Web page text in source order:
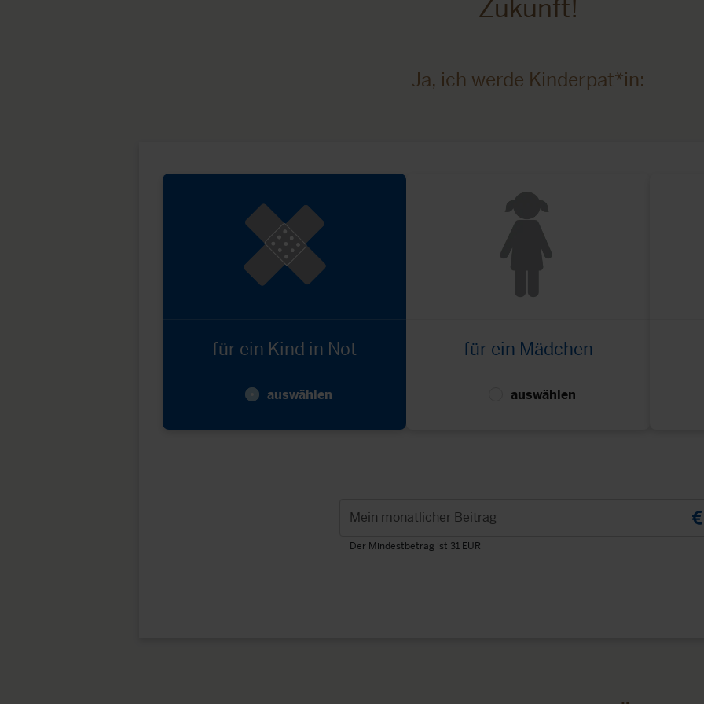
Zukunft!
Ja, ich werde Kinderpat*in:
für ein Kind in Not
auswählen
für ein Mädchen
auswählen
Mein monatlicher Beitrag
Der Mindestbetrag ist 31 EUR